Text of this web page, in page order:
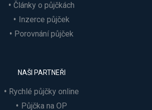
Články o půjčkách
Inzerce půjček
Porovnání půjček
NAŠI PARTNEŘI
Rychlé půjčky online
Půjčka na OP